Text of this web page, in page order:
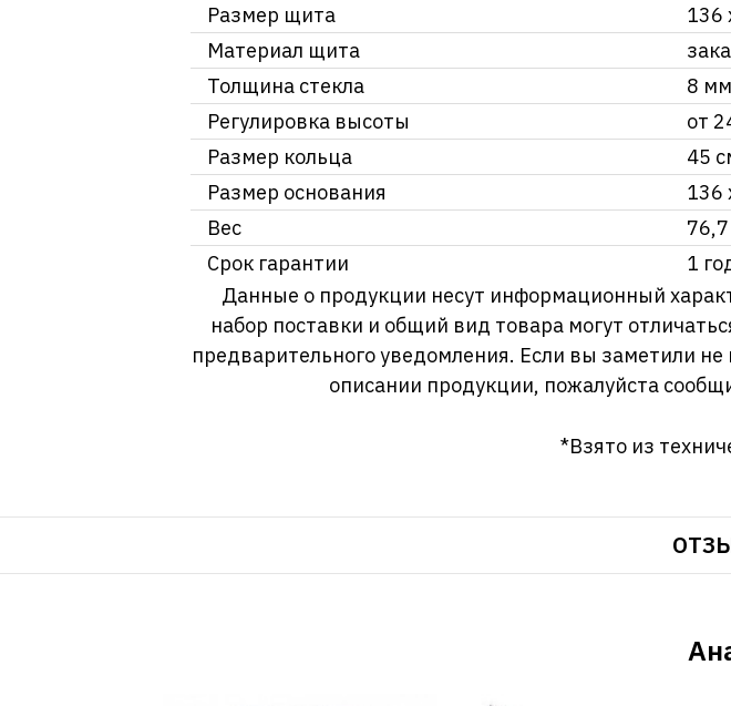
Размер щита
136
Материал щита
Толщина стекла
8 мм
Регулировка высоты
от
Размер кольца
45
Размер основания
136
Вес
76,7
Срок гарантии
1
Данные о продукции несут информационный
набор поставки и общий вид товара могут
предварительного уведомления. Если вы заметили
описании продукции, пожалуйста
*Взято из